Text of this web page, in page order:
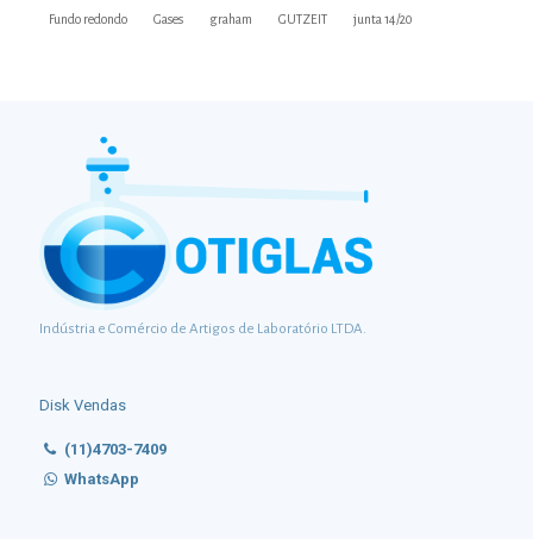
Fundo redondo Gases graham GUTZEIT junta 14/20
Indústria e Comércio de Artigos de Laboratório LTDA.
Disk Vendas
(11)4703-7409
WhatsApp